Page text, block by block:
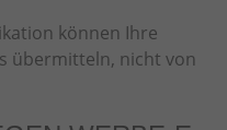
können Ihre
übermitteln, nicht von